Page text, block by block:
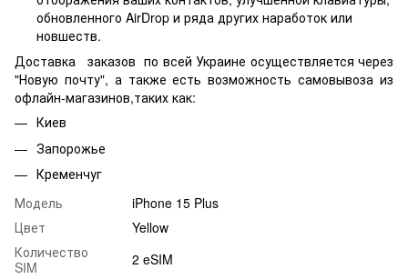
обновленного AirDrop и ряда других наработок или
новшеств.
Доставка заказов по всей Украине осуществляется через
"Новую почту", а также есть возможность самовывоза из
офлайн-магазинов,таких как:
Киев
Запорожье
Кременчуг
Модель
iPhone 15 Plus
Цвет
Yellow
Количество
SIM
2 eSIM